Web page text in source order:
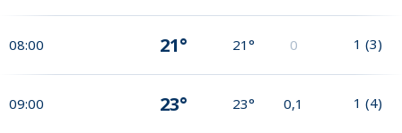
08:00 21° 21° 0 1 (3)
09:00 23° 23° 0,1 1 (4)